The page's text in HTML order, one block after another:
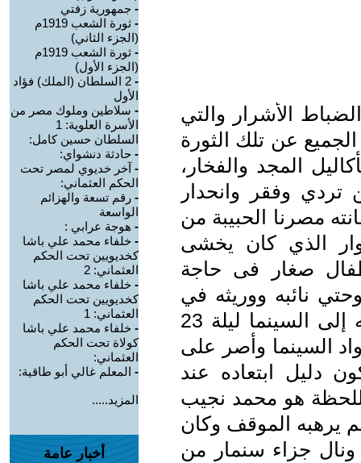
الأشرار والتي
الجميع عن تلك الثورة
المجد والفخار،
تردي وفقر وانحدار
مصرنا الحبيبة من
الذي كان يخشى
صغار فى حاجة
نائبه ووريثه في
السلطة محمد أنور السادات قد توجه إلى السينما ليلة 23
رواد السينما وأصر على
ابتعاده عند
هو محمد نجيب
يرهبه الموقف وكان
جزاء سنمار من
- جمهورية زفتي
-
ثورة الشعب 1919م
(الجزء الثاني)
-
ثورة الشعب 1919م
(الجزء الأول)
-
2 السلطان (الملك) فؤاد
الأول
- سلاطين وملوك مصر من
الأسرة العلوية: 1
السلطان حسين كامل:
- حادثة دنشواي:
- آخر خديوي لمصر تحت
الحكم العثماني:
- رقم تسعة والهزائم
الواسعة
- هوجة عرابي :
- خلفاء محمد علي باشا
كخديويين تحت الحكم
العثماني: 2
- خلفاء محمد علي باشا
كخديويين تحت الحكم
العثماني: 1
- خلفاء محمد علي باشا
كولاة تحت الحكم
العثماني:
- المعلم غالي أبو طاقية:
المزيد.....
أخبار عامة